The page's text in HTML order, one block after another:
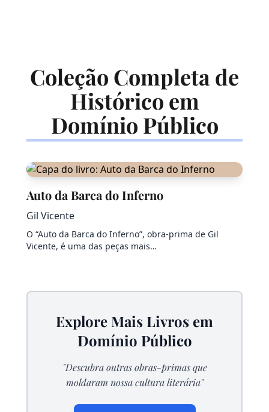
Coleção Completa de
Histórico em
Domínio Público
Auto da Barca do Inferno
Gil Vicente
O “Auto da Barca do Inferno”, obra-prima de Gil
Vicente, é uma das peças mais…
Explore Mais Livros em
Domínio Público
"Descubra outras obras-primas que
moldaram nossa cultura literária"